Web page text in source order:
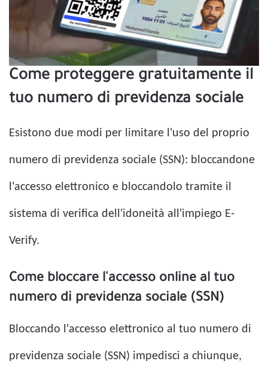
Come proteggere gratuitamente il
tuo numero di previdenza sociale
Esistono due modi per limitare l'uso del proprio
numero di previdenza sociale (SSN): bloccandone
l'accesso elettronico e bloccandolo tramite il
sistema di verifica dell'idoneità all'impiego E-
Verify.
Come bloccare l'accesso online al tuo
numero di previdenza sociale (SSN)
Bloccando l'accesso elettronico al tuo numero di
previdenza sociale (SSN) impedisci a chiunque,